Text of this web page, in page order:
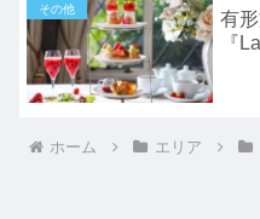
その他
有
『
ホーム エリア